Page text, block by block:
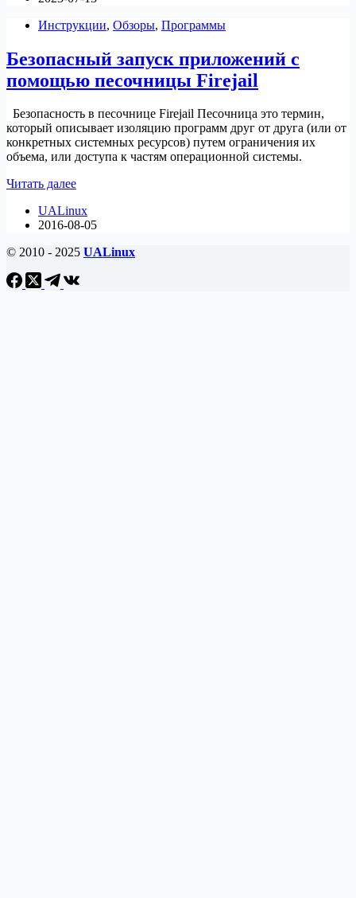
для
Инструкции, Обзоры, Программы
Безопасный запуск приложений с
помощью песочницы Firejail
Безопасность в песочнице Firejail Песочница это термин,
который описывает изоляцию программ друг от друга (или от
конкретных системных ресурсов) путем ограничения их
объема, или доступа к частям операционной системы.
Читать далееБезопасный
приложений
с
песочницы
UALinux
2016-08-05
© 2010 - 2025 UALinux